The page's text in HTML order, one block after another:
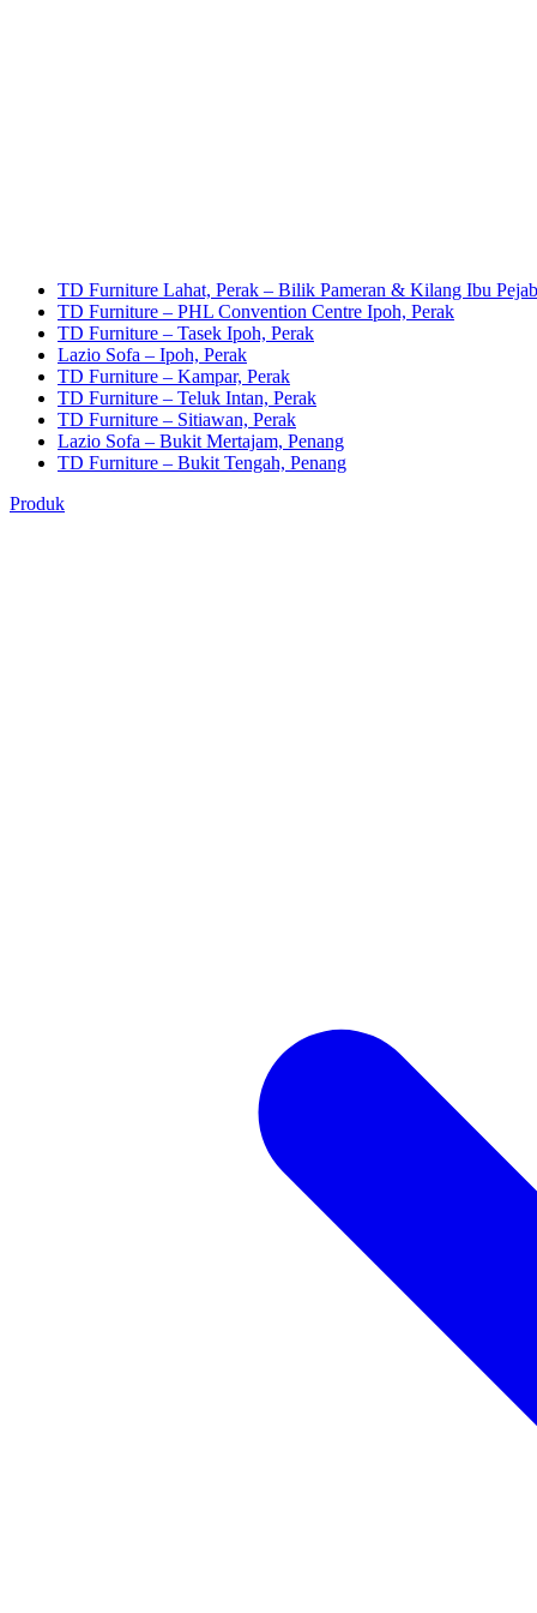
TD Furniture Lahat, Perak – Bilik Pameran & Kilang Ibu
TD Furniture – PHL Convention Centre Ipoh, Perak
TD Furniture – Tasek Ipoh, Perak
Lazio Sofa – Ipoh, Perak
TD Furniture – Kampar, Perak
TD Furniture – Teluk Intan, Perak
TD Furniture – Sitiawan, Perak
Lazio Sofa – Bukit Mertajam, Penang
TD Furniture – Bukit Tengah, Penang
Produk